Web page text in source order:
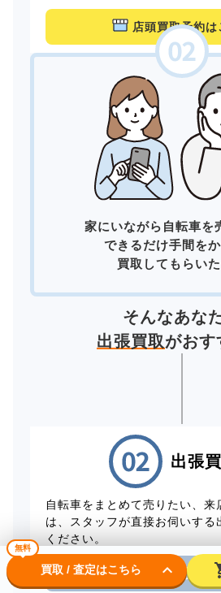
店頭買取予約は
家にいながら自転車を
できるだけ手間を
買取してもらいた
そんなあな
出張買取がおす
出張
自転車をまとめて売りたい、来
は、スタッフが直接お伺いする
ください。
電話から出張買取
無料
買取 / 査定はこちら keyboard_arrow_down